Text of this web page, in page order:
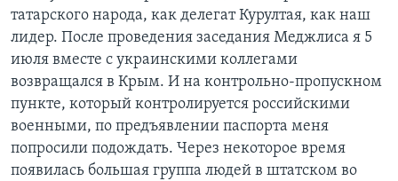
татарского народа, как делегат Курултая, как наш
лидер. После проведения заседания Меджлиса я 5
июля вместе с украинскими коллегами
возвращался в Крым. И на контрольно-пропускном
пункте, который контролируется российскими
военными, по предъявлении паспорта меня
попросили подождать. Через некоторое время
появилась большая группа людей в штатском во